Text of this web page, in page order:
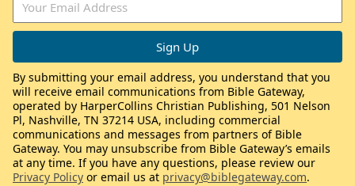
By submitting your email address, you understand that you
will receive email communications from Bible Gateway,
operated by HarperCollins Christian Publishing, 501 Nelson
Pl, Nashville, TN 37214 USA, including commercial
communications and messages from partners of Bible
Gateway. You may unsubscribe from Bible Gateway’s emails
at any time. If you have any questions, please review our
Privacy Policy or email us at privacy@biblegateway.com.